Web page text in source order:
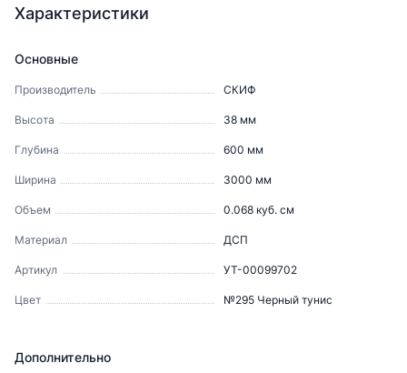
Характеристики
Основные
Производитель СКИФ
Высота 38 мм
Глубина 600 мм
Ширина 3000 мм
Объем 0.068 куб. см
Материал ДСП
Артикул УТ-00099702
Цвет №295 Черный тунис
Дополнительно